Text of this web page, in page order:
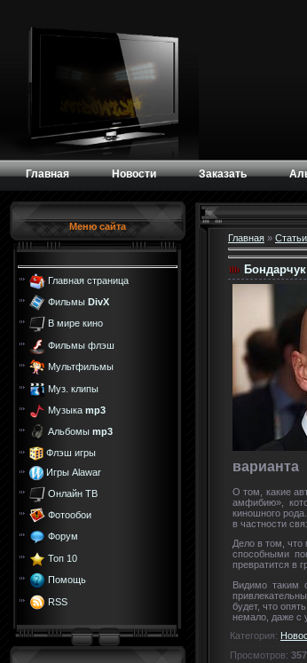
Главная Новости Заказать
Меню сайта
Главная страница
Фильмы DivX
В мире кино
Фильмы флэш
Мультфильмы
Муз. клипы
Музыка mp3
Альбомы mp3
Флэш игры
Игры Alawar
Онлайн ТВ
Фотообои
Форум
Топ 10
Помощь
RSS
Главная » Статьи
варианта
О том, какие
амфибию»,
киношного
в частности
Дело в том, что
способными
превратится в
Видимо таким
будет, что
немало, даже с
Категория:
Просмотров: